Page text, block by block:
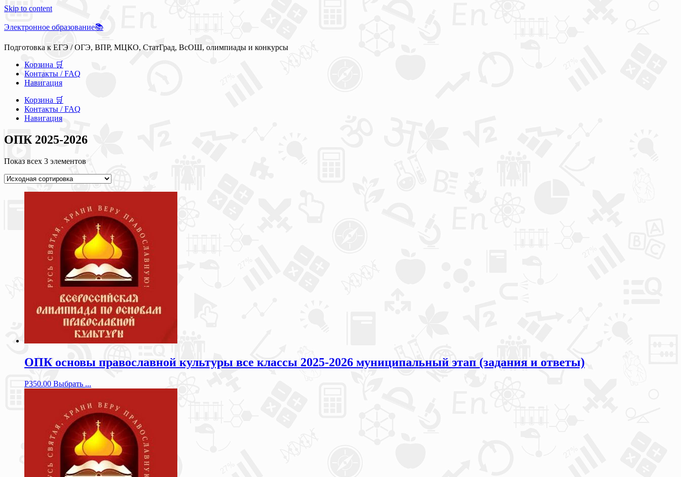
Skip to content
Электронное образование📚
Подготовка к ЕГЭ / ОГЭ, ВПР, МЦКО, СтатГрад, ВсОШ, олимпиады и конкурсы
Корзина 🛒
Контакты / FAQ
Навигация
Корзина 🛒
Контакты / FAQ
Навигация
ОПК 2025-2026
Показ всех 3 элементов
ОПК основы православной культуры все классы 2025-2026 муниципальный этап (задания и ответы)
Р350.00 Выбрать ...